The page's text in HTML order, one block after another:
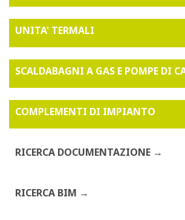
UNITA' TERMALI
SCALDABAGNI A GAS E POMPE DI
COMPLEMENTI DI IMPIANTO
RICERCA DOCUMENTAZIONE
RICERCA BIM